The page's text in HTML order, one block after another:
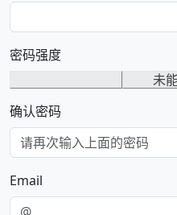
密码强度
未
确认密码
Email